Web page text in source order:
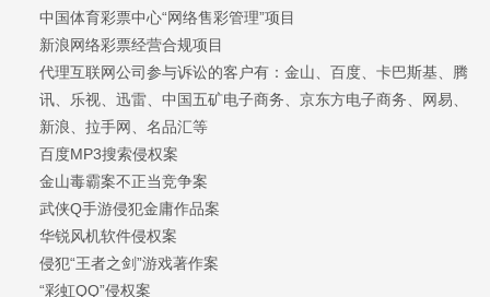
中国体育彩票中心“网络售彩管理”项目
新浪网络彩票经营合规项目
代理互联网公司参与诉讼的客户有：金山、百度、卡巴斯基、腾
讯、乐视、迅雷、中国五矿电子商务、京东方电子商务、网易、
新浪、拉手网、名品汇等
百度MP3搜索侵权案
金山毒霸案不正当竞争案
武侠Q手游侵犯金庸作品案
华锐风机软件侵权案
侵犯“王者之剑”游戏著作案
“彩虹QQ”侵权案